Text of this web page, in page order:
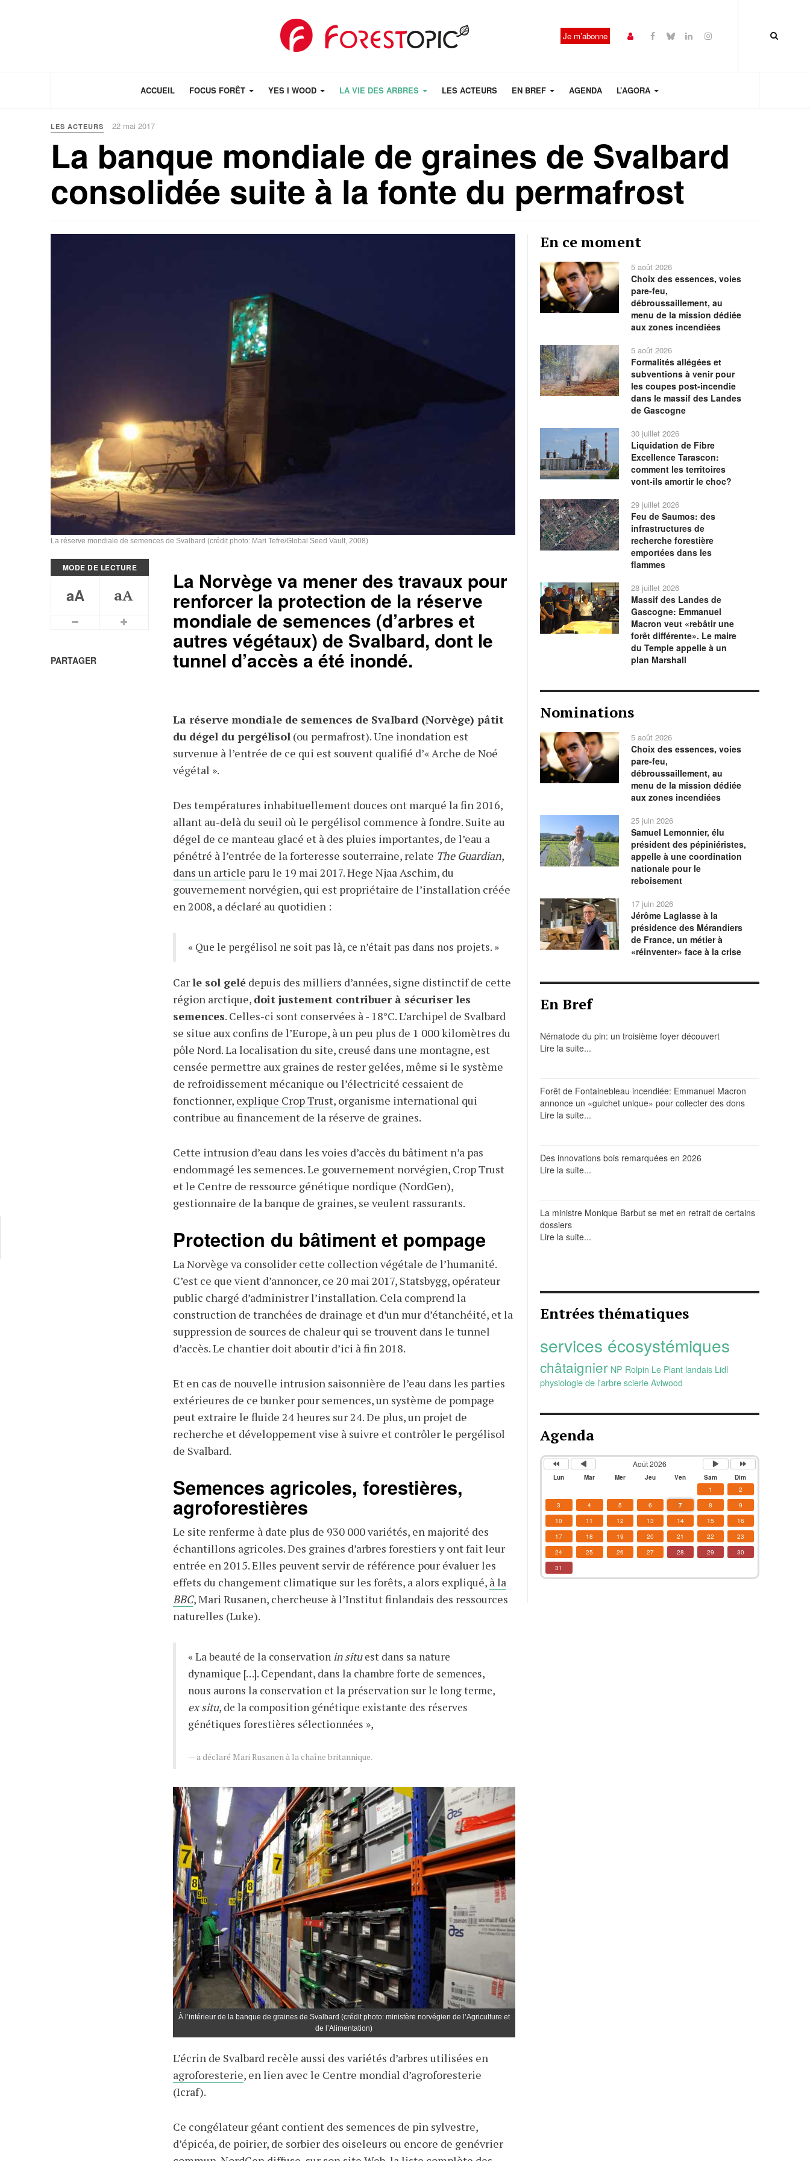
Je m’abonne
ACCUEIL FOCUS FORÊT YES I WOOD LA VIE DES ARBRES LES ACTEURS EN BREF AGENDA L’AGORA
LES ACTEURS 22 mai 2017
La banque mondiale de graines de Svalbard
consolidée suite à la fonte du permafrost
La réserve mondiale de semences de Svalbard (crédit photo: Mari Tefre/Global Seed Vault, 2008)
MODE DE LECTURE
aA aA
Plus petits caractèresPlus grands caractères
PARTAGER
La Norvège va mener des travaux pour
renforcer la protection de la réserve
mondiale de semences (d’arbres et
autres végétaux) de Svalbard, dont le
tunnel d’accès a été inondé.
La réserve mondiale de semences de Svalbard (Norvège) pâtit
du dégel du pergélisol (ou permafrost). Une inondation est
survenue à l’entrée de ce qui est souvent qualifié d’« Arche de Noé
végétal ».
Des températures inhabituellement douces ont marqué la fin 2016,
allant au-delà du seuil où le pergélisol commence à fondre. Suite au
dégel de ce manteau glacé et à des pluies importantes, de l’eau a
pénétré à l’entrée de la forteresse souterraine, relate The Guardian,
dans un article paru le 19 mai 2017. Hege Njaa Aschim, du
gouvernement norvégien, qui est propriétaire de l’installation créée
en 2008, a déclaré au quotidien :
« Que le pergélisol ne soit pas là, ce n’était pas dans nos projets. »
Carle sol gelédepuis des milliers d’années, signe distinctif de cette
région arctique, doit justement contribuer à sécuriser les
semences. Celles-ci sont conservées à - 18°C. L’archipel de Svalbard
se situe aux confins de l’Europe, à un peu plus de 1 000 kilomètres du
pôle Nord. La localisation du site, creusé dans une montagne, est
censée permettre aux graines de rester gelées, même si le système
de refroidissement mécanique ou l’électricité cessaient de
fonctionner, explique Crop Trust, organisme international qui
contribue au financement de la réserve de graines.
Cette intrusion d’eau dans les voies d’accès du bâtiment n’a pas
endommagé les semences. Le gouvernement norvégien, Crop Trust
et le Centre de ressource génétique nordique (NordGen),
gestionnaire de la banque de graines, se veulent rassurants.
Protection du bâtiment et pompage
La Norvège va consolider cette collection végétale de l’humanité.
C’est ce que vient d’annoncer, ce 20 mai 2017, Statsbygg, opérateur
public chargé d’administrer l’installation. Cela comprend la
construction de tranchées de drainage et d’un mur d’étanchéité, et la
suppression de sources de chaleur qui se trouvent dans le tunnel
d’accès. Le chantier doit aboutir d’ici à fin 2018.
Et en cas de nouvelle intrusion saisonnière de l’eau dans les parties
extérieures de ce bunker pour semences, un système de pompage
peut extraire le fluide 24 heures sur 24. De plus, un projet de
recherche et développement vise à suivre et contrôler le pergélisol
de Svalbard.
Semences agricoles, forestières,
agroforestières
Le site renferme à date plus de 930 000 variétés, en majorité des
échantillons agricoles. Des graines d’arbres forestiers y ont fait leur
entrée en 2015. Elles peuvent servir de référence pour évaluer les
effets du changement climatique sur les forêts, a alors expliqué, à la
BBC, Mari Rusanen, chercheuse à l’Institut finlandais des ressources
naturelles (Luke).
« La beauté de la conservation in situest dans sa nature
dynamique […]. Cependant, dans la chambre forte de semences,
nous aurons la conservation et la préservation sur le long terme,
ex situ, de la composition génétique existante des réserves
génétiques forestières sélectionnées »,
a déclaré Mari Rusanen à la chaîne britannique.
À l’intérieur de la banque de graines de Svalbard (crédit photo: ministère norvégien de l’Agriculture et
de l’Alimentation)
L’écrin de Svalbard recèle aussi des variétés d’arbres utilisées en
agroforesterie, en lien avec le Centre mondial d’agroforesterie
(Icraf).
Ce congélateur géant contient des semences de pin sylvestre,
d’épicéa, de poirier, de sorbier des oiseleurs ou encore de genévrier
En ce moment
5 août 2026
Choix des essences, voies
pare-feu,
débroussaillement, au
menu de la mission dédiée
aux zones incendiées
5 août 2026
Formalités allégées et
subventions à venir pour
les coupes post-incendie
dans le massif des Landes
de Gascogne
30 juillet 2026
Liquidation de Fibre
Excellence Tarascon:
comment les territoires
vont-ils amortir le choc?
29 juillet 2026
Feu de Saumos: des
infrastructures de
recherche forestière
emportées dans les
flammes
28 juillet 2026
Massif des Landes de
Gascogne: Emmanuel
Macron veut «rebâtir une
forêt différente». Le maire
du Temple appelle à un
plan Marshall
Nominations
5 août 2026
Choix des essences, voies
pare-feu,
débroussaillement, au
menu de la mission dédiée
aux zones incendiées
25 juin 2026
Samuel Lemonnier, élu
président des pépiniéristes,
appelle à une coordination
nationale pour le
reboisement
17 juin 2026
Jérôme Laglasse à la
présidence des Mérandiers
de France, un métier à
«réinventer» face à la crise
En Bref
Nématode du pin: un troisième foyer découvert
Lire la suite...
Forêt de Fontainebleau incendiée: Emmanuel Macron
annonce un «guichet unique» pour collecter des dons
Lire la suite...
Des innovations bois remarquées en 2026
Lire la suite...
La ministre Monique Barbut se met en retrait de certains
dossiers
Lire la suite...
Entrées thématiques
services écosystémiques
châtaignier NP Rolpin Le Plant landais Lidl
physiologie de l'arbre scierie Aviwood
Agenda
précédenteprécédent
Août 2026
Lun Mar Mer Jeu Ven Sam
Dim
1
2
3
4 5 6 7 8
9
10
11 12 13 14 15
16
17
18 19 20 21 22
23
24
25 26 27 28 29
30
31